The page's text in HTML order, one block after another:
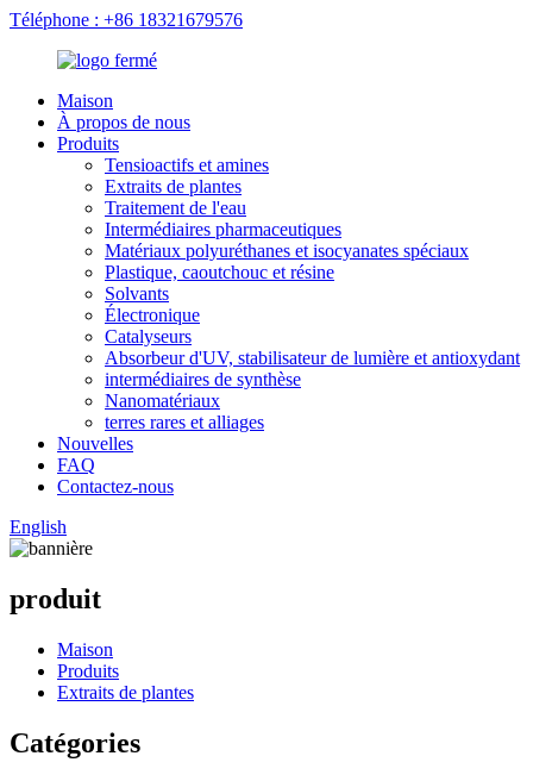
Téléphone : +86 18321679576
Maison
À propos de nous
Produits
Tensioactifs et amines
Extraits de plantes
Traitement de l'eau
Intermédiaires pharmaceutiques
Matériaux polyuréthanes et isocyanates spéciaux
Plastique, caoutchouc et résine
Solvants
Électronique
Catalyseurs
Absorbeur d'UV, stabilisateur de lumière et antioxydant
intermédiaires de synthèse
Nanomatériaux
terres rares et alliages
Nouvelles
FAQ
Contactez-nous
English
produit
Maison
Produits
Extraits de plantes
Catégories